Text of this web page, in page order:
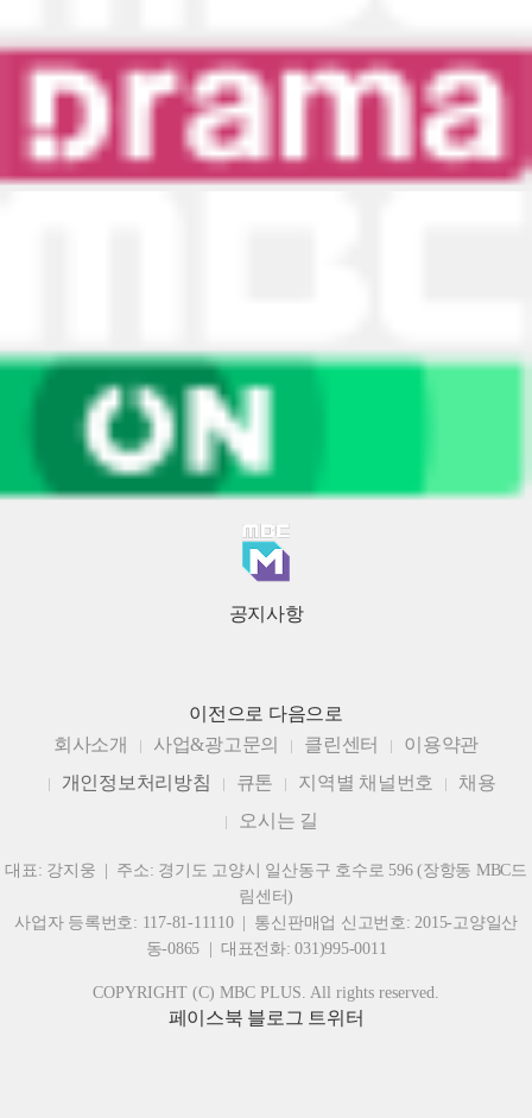
공지사항
이전으로 다음으로
회사소개
사업&광고문의 클린센터
이용약관
개인정보처리방침
큐톤 지역별 채널번호
채용
오시는 길
대표: 강지웅 | 주소: 경기도 고양시 일산동구 호수로 596 (장항동 MBC드
림센터)
사업자 등록번호: 117-81-11110 | 통신판매업 신고번호: 2015-고양일산
동-0865 | 대표전화: 031)995-0011
COPYRIGHT (C) MBC PLUS. All rights reserved.
페이스북 블로그 트위터